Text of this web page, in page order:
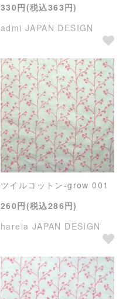
330円(税込363円)
admi JAPAN DESIGN
ツイルコットン-grow 001
260円(税込286円)
harela JAPAN DESIGN